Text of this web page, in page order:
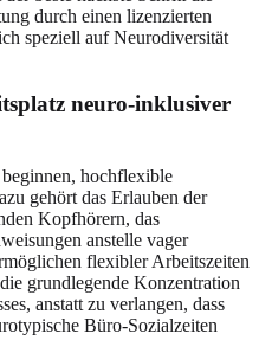
durch einen lizenzierten
speziell auf Neurodiversität
neuro-inklusiver
hochflexible
gehört das Erlauben der
Kopfhörern, das
anstelle vager
flexibler Arbeitszeiten
grundlegende Konzentration
anstatt zu verlangen, dass
Büro-Sozialzeiten